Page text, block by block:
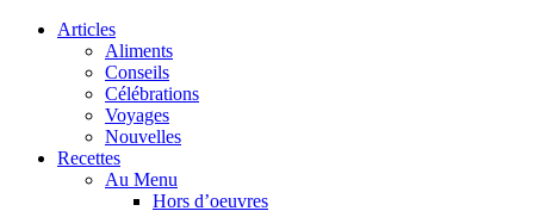
Articles
Aliments
Conseils
Célébrations
Voyages
Nouvelles
Recettes
Au Menu
Hors d’oeuvres